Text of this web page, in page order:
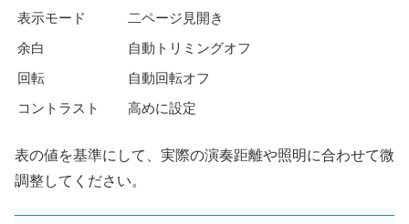
表示モード
二ページ見開き
余白
自動トリミングオフ
回転
自動回転オフ
コントラスト
高めに設定
表の値を基準にして、実際の演奏距離や照明に合わせて微
調整してください。